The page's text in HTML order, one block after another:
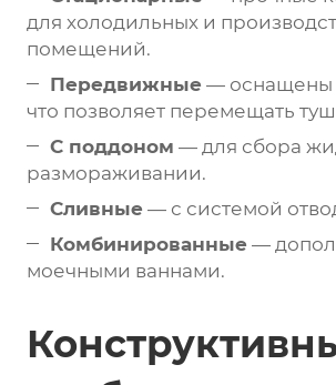
для холодильных и
помещений.
Передвижные — оснащены
что позволяет перемещать
С поддоном — для сбора
размораживании.
Сливные — с системой
Комбинированные —
моечными ваннами.